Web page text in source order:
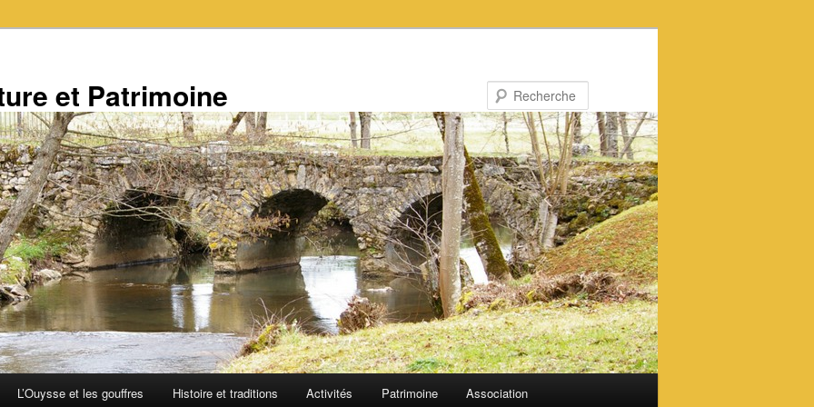
et Patrimoine
L’Ouysse et les gouffres Histoire et traditions Activités Patrimoine Association